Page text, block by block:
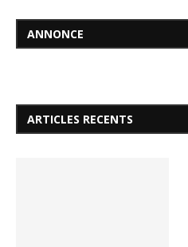
ANNONCE
ARTICLES RECENTS